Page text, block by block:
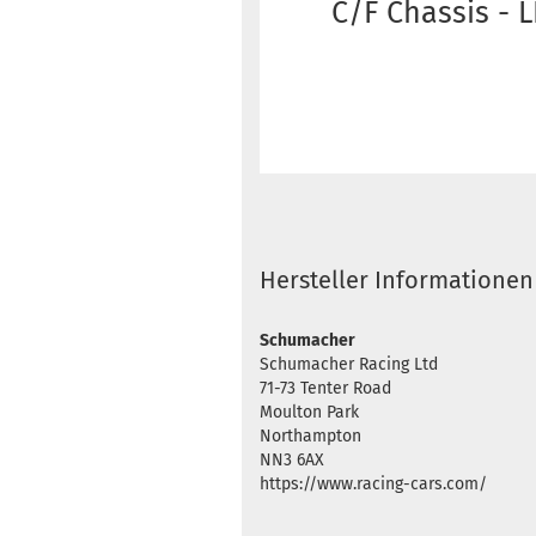
C/F Chassis -
Hersteller Informationen
Schumacher
Schumacher Racing Ltd
71-73 Tenter Road
Moulton Park
Northampton
NN3 6AX
https://www.racing-cars.com/